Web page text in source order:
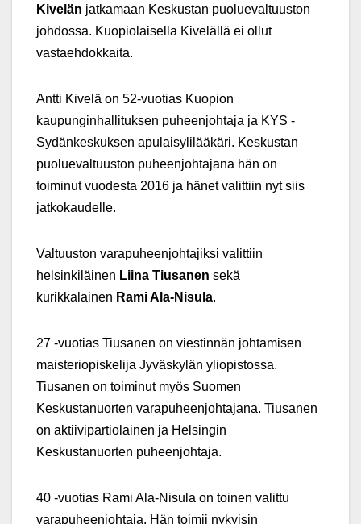
Kivelän jatkamaan Keskustan puoluevaltuuston
johdossa. Kuopiolaisella Kivelällä ei ollut
vastaehdokkaita.
Antti Kivelä on 52-vuotias Kuopion
kaupunginhallituksen puheenjohtaja ja KYS -
Sydänkeskuksen apulaisylilääkäri. Keskustan
puoluevaltuuston puheenjohtajana hän on
toiminut vuodesta 2016 ja hänet valittiin nyt siis
jatkokaudelle.
Valtuuston varapuheenjohtajiksi valittiin
helsinkiläinen Liina Tiusanen sekä
kurikkalainen Rami Ala-Nisula.
27 -vuotias Tiusanen on viestinnän johtamisen
maisteriopiskelija Jyväskylän yliopistossa.
Tiusanen on toiminut myös Suomen
Keskustanuorten varapuheenjohtajana. Tiusanen
on aktiivipartiolainen ja Helsingin
Keskustanuorten puheenjohtaja.
40 -vuotias Rami Ala-Nisula on toinen valittu
varapuheenjohtaja. Hän toimii nykyisin